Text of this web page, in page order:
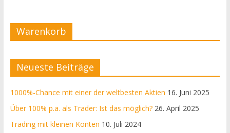
Warenkorb
Neueste Beiträge
1000%-Chance mit einer der weltbesten Aktien 16. Juni 2025
Über 100% p.a. als Trader: Ist das möglich? 26. April 2025
Trading mit kleinen Konten 10. Juli 2024